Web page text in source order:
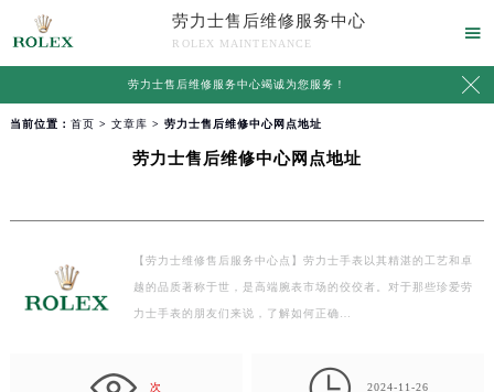
劳力士售后维修服务中心
ROLEX MAINTENANCE

劳力士售后维修服务中心竭诚为您服务！ 
当前位置： 首页 > 文章库 > 劳力士售后维修中心网点地址
劳力士售后维修中心网点地址
【劳力士维修售后服务中心点】劳力士手表以其精湛的工艺和卓
越的品质著称于世，是高端腕表市场的佼佼者。对于那些珍爱劳
力士手表的朋友们来说，了解如何正确…
次 2024-11-26